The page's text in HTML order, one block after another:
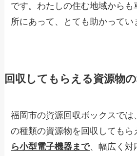
です。わたしの住む地域からも
所にあって、とても助かってい
回収してもらえる資源物
福岡市の資源回収ボックスでは
の種類の資源物を回収してもら
ら小型電子機器まで、幅広く対